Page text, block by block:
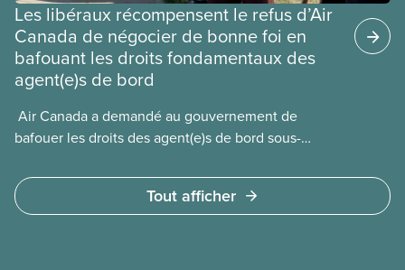
Les libéraux récompensent le refus d’Air
Canada de négocier de bonne foi en
bafouant les droits fondamentaux des
agent(e)s de bord
​ Air Canada a demandé au gouvernement de
bafouer les droits des agent(e)s de bord sous-
ministre de l’Emploi, Patty Hajdu, n’a attendu que
quelques heures pour accéder à cette demande de
Tout afficher